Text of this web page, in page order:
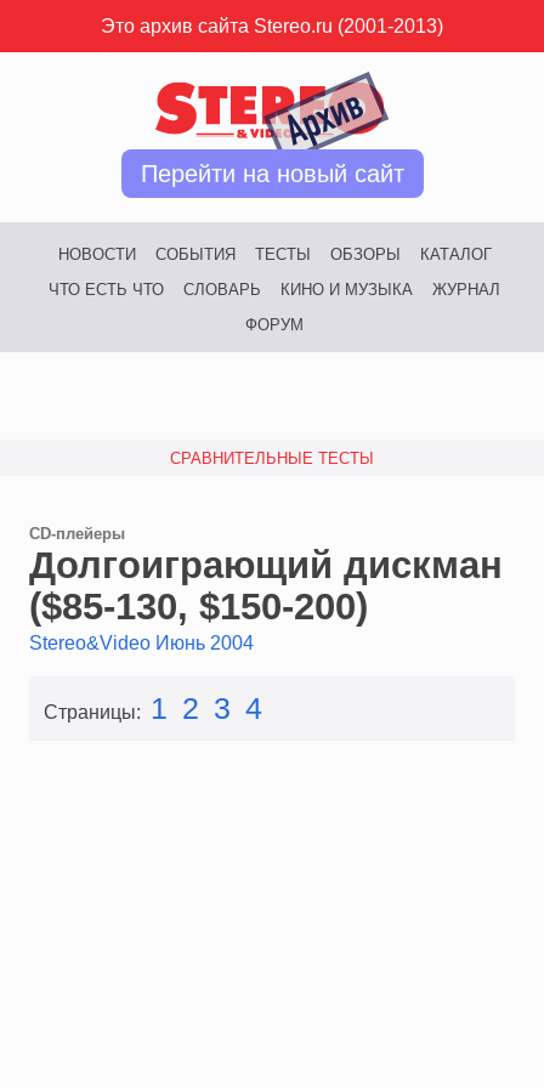
Это архив сайта Stereo.ru (2001-2013)
Перейти на новый сайт
НОВОСТИ СОБЫТИЯ ТЕСТЫ ОБЗОРЫ
КАТАЛОГ
ЧТО ЕСТЬ ЧТО
СЛОВАРЬ КИНО И МУЗЫКА
ЖУРНАЛ
ФОРУМ
СРАВНИТЕЛЬНЫЕ ТЕСТЫ
CD-плейеры
Долгоиграющий дискман
($85-130, $150-200)
Stereo&Video Июнь 2004
Страницы: 1 2 3 4